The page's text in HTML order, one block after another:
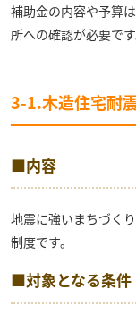
補助金の内容や予算
所への確認が必要です
3-1.木造住宅耐
■内容
地震に強いまちづく
制度です。
■対象となる条件